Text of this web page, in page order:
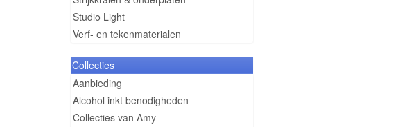
Studio Light
Verf- en tekenmaterialen
Collecties
Aanbieding
Alcohol inkt benodigheden
Collecties van Amy